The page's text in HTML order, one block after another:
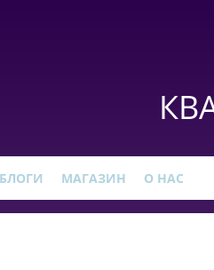
БЛОГИ МАГАЗИН О НАС